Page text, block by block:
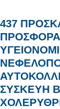
437
ΣΥΣΚΕΥΗ